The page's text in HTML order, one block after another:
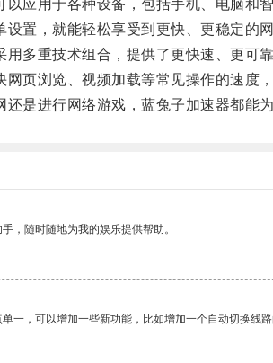
应用于各种设备，包括手机、电脑和智
置，就能轻松享受到更快、更稳定的网
多重技术组合，提供了更快速、更可靠
浏览、视频加载等常见操作的速度，
进行网络游戏，蓝兔子加速器都能为
，随时随地为我的娱乐提供帮助。
一，可以增加一些新功能，比如增加一个自动切换线路